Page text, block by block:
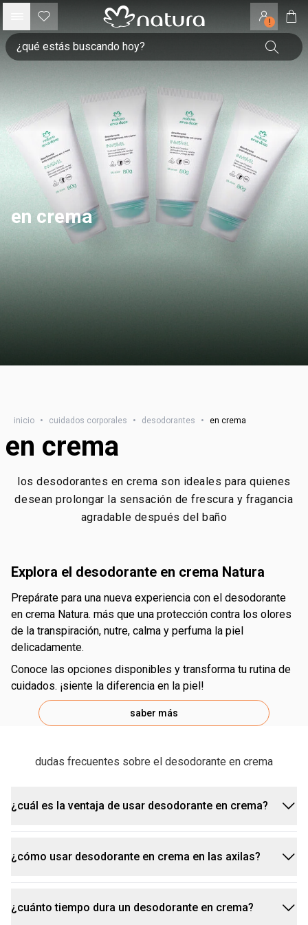
!
en crema
inicio • cuidados corporales • desodorantes • en crema
en crema
los desodorantes en crema son ideales para quienes
desean prolongar la sensación de frescura y fragancia
agradable después del baño
explora el desodorante en crema Natura
prepárate para una nueva experiencia con el desodorante
en crema Natura. más que una protección contra los olores
de la transpiración, nutre, calma y perfuma la piel
delicadamente.
conoce las opciones disponibles y transforma tu rutina de
cuidados. ¡siente la diferencia en la piel!
saber más
dudas frecuentes sobre el desodorante en crema
¿cuál es la ventaja de usar desodorante en crema?
los desodorantes en crema ofrecen diversas
ventajas, como:
protección por hasta 48 horas;
¿cómo usar desodorante en crema en las axilas?
¡aplicar el desodorante en crema es muy simple!
¿cuánto tiempo dura un desodorante en crema?